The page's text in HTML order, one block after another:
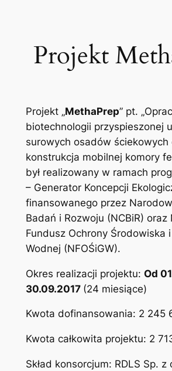
Projekt
Projekt „MethaPrep” pt.
biotechnologii przyspieszonej
surowych osadów ściekowych
konstrukcja mobilnej komory
był realizowany w ramach
– Generator Koncepcji
finansowanego przez
Badań i Rozwoju (NCBiR)
Fundusz Ochrony Środowiska
Wodnej (NFOŚiGW).
Okres realizacji projektu: Od
30.09.2017 (24 miesiące)
Kwota dofinansowania: 2 245
Kwota całkowita projektu: 2
Skład konsorcjum: RDLS Sp. z